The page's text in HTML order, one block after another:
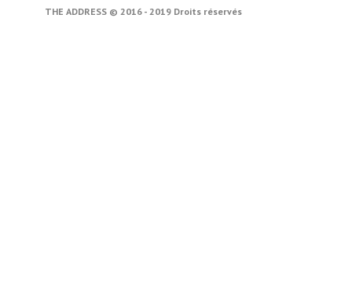
THE ADDRESS © 2016 - 2019 Droits réservés